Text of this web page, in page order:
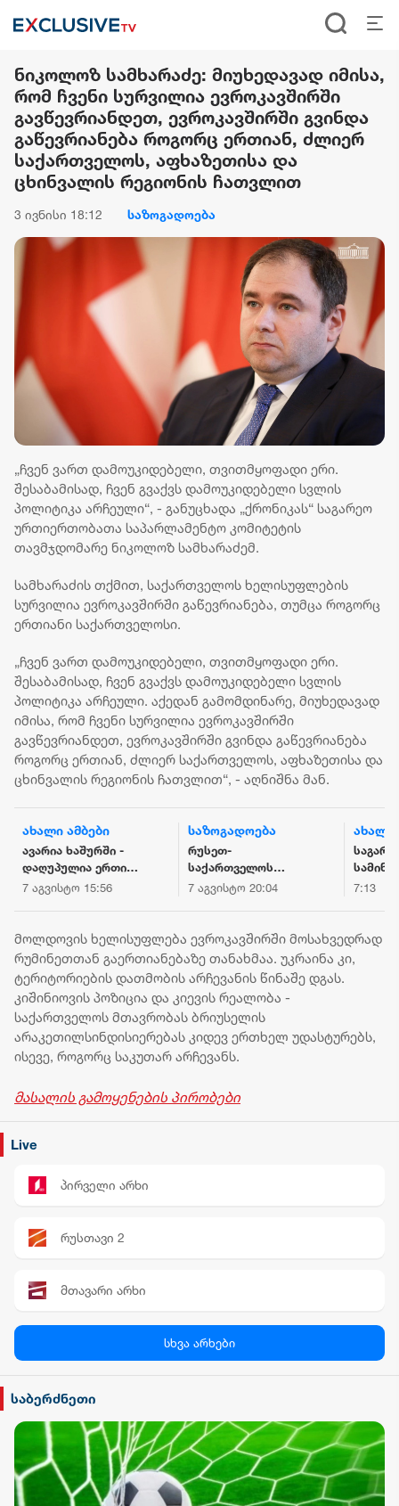
ნიკოლოზ სამხარაძე: მიუხედავად იმისა,
რომ ჩვენი სურვილია ევროკავშირში
გავწევრიანდეთ, ევროკავშირში გვინდა
გაწევრიანება როგორც ერთიან, ძლიერ
საქართველოს, აფხაზეთისა და
ცხინვალის რეგიონის ჩათვლით
3 ივნისი 18:12 საზოგადოება
„ჩვენ ვართ დამოუკიდებელი, თვითმყოფადი ერი.
შესაბამისად, ჩვენ გვაქვს დამოუკიდებელი სვლის
პოლიტიკა არჩეული“, - განუცხადა „ქრონიკას“ საგარეო
ურთიერთობათა საპარლამენტო კომიტეტის
თავმჯდომარე ნიკოლოზ სამხარაძემ.
სამხარაძის თქმით, საქართველოს ხელისუფლების
სურვილია ევროკავშირში გაწევრიანება, თუმცა როგორც
ერთიანი საქართველოსი.
„ჩვენ ვართ დამოუკიდებელი, თვითმყოფადი ერი.
შესაბამისად, ჩვენ გვაქვს დამოუკიდებელი სვლის
პოლიტიკა არჩეული. აქედან გამომდინარე, მიუხედავად
იმისა, რომ ჩვენი სურვილია ევროკავშირში
გავწევრიანდეთ, ევროკავშირში გვინდა გაწევრიანება
როგორც ერთიან, ძლიერ საქართველოს, აფხაზეთისა და
ცხინვალის რეგიონის ჩათვლით“, - აღნიშნა მან.
ახალი ამბები
ავარია ხაშურში -
დაღუპულია ერთი
ადამიანი
7 აგვისტო 15:56
საზოგადოება
რუსეთ-
საქართველოს
ომიდან 18 წელი
7 აგვისტო 20:04
ახალი
7:13
მოლდოვის ხელისუფლება ევროკავშირში მოსახვედრად
რუმინეთთან გაერთიანებაზე თანახმაა. უკრაინა კი,
ტერიტორიების დათმობის არჩევანის წინაშე დგას.
კიშინიოვის პოზიცია და კიევის რეალობა -
საქართველოს მთავრობას ბრიუსელის
არაკეთილსინდისიერებას კიდევ ერთხელ უდასტურებს,
ისევე, როგორც საკუთარ არჩევანს.
მასალის გამოყენების პირობები
Live
პირველი არხი
რუსთავი 2
მთავარი არხი
სილქ უნივერსალი
TV პირველი
ფორმულა
სხვა არხები
საბერძნეთი